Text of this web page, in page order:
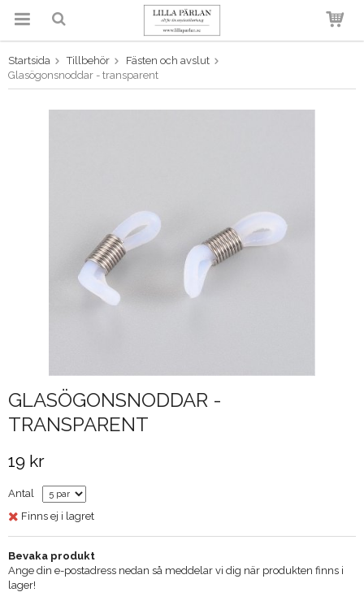
Produkten har blivit tillagd i
varukorgen
Startsida Tillbehör
Fästen och avslut
Glasögonsnoddar - transparent
GLASÖGONSNODDAR -
TRANSPARENT
19 kr
Antal
Finns ej i lagret
Bevaka produkt
Ange din e-postadress nedan så meddelar vi dig när produkten finns i
lager!